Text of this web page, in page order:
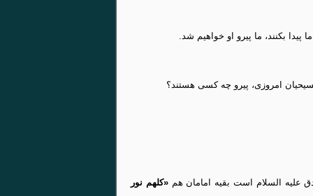
بکنند، ما پیرو او خواهیم شد.
امروزی، پیرو چه کسی هستند؟
علیه السلام است بقیه امامان هم«کلهم نور